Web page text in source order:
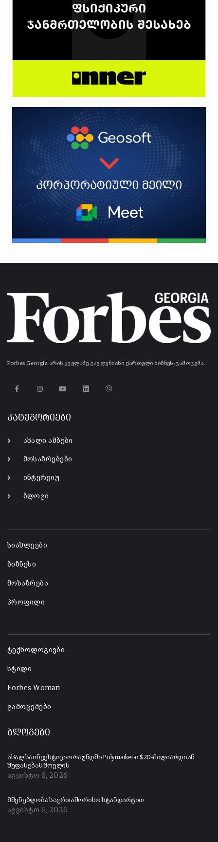
Forbes Georgia არის ყველაზე გავლენიანი ქართული ბიზნეს-გამოცემა.
კატეგორიები
ახალი ამბები
მოსაზრებები
ინტერვიუ
ბლოგი
სიახლეები
ბიზნესი
მოსაზრება
პროფილი
ტექნოლოგიები
სტილი
Forbes Woman
გამოცემები
ბლოგები
ახალ საინვესტიციო რაუნდში Polymarket-ი $20-მილიარდიან
შეფასებას მოელის
აგვისტო 6, 2026
მშენებლობა საერთაშორისო სტანდარტით
აგვისტო 6, 2026